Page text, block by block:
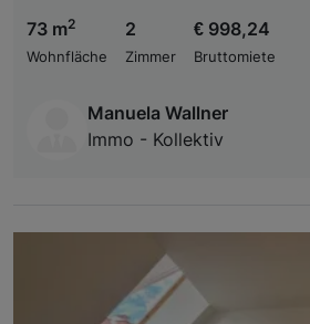
73 m2
Wohnfläche
2
Zimmer
€ 998,24
Bruttomiete
Manuela Wallner
Immo - Kollektiv